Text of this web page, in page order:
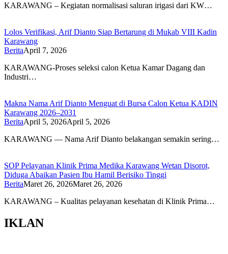
KARAWANG – Kegiatan normalisasi saluran irigasi dari KW…
Lolos Verifikasi, Arif Dianto Siap Bertarung di Mukab VIII Kadin
Karawang
BeritaApril 7, 2026
‎KARAWANG-Proses seleksi calon Ketua Kamar Dagang dan
Industri…
Makna Nama Arif Dianto Menguat di Bursa Calon Ketua KADIN
Karawang 2026–2031
BeritaApril 5, 2026April 5, 2026
KARAWANG — Nama Arif Dianto belakangan semakin sering…
SOP Pelayanan Klinik Prima Medika Karawang Wetan Disorot,
Diduga Abaikan Pasien Ibu Hamil Berisiko Tinggi
BeritaMaret 26, 2026Maret 26, 2026
KARAWANG – Kualitas pelayanan kesehatan di Klinik Prima…
IKLAN